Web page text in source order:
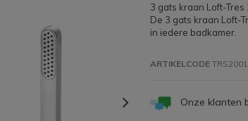
3 gats kraan Loft-Tres
De 3 gats kraan Loft-
in iedere badkamer.
ARTIKELCODE
Onze klanten